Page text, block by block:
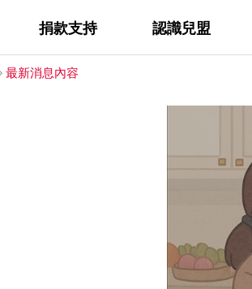
捐款支持 認識兒盟
最新消息內容